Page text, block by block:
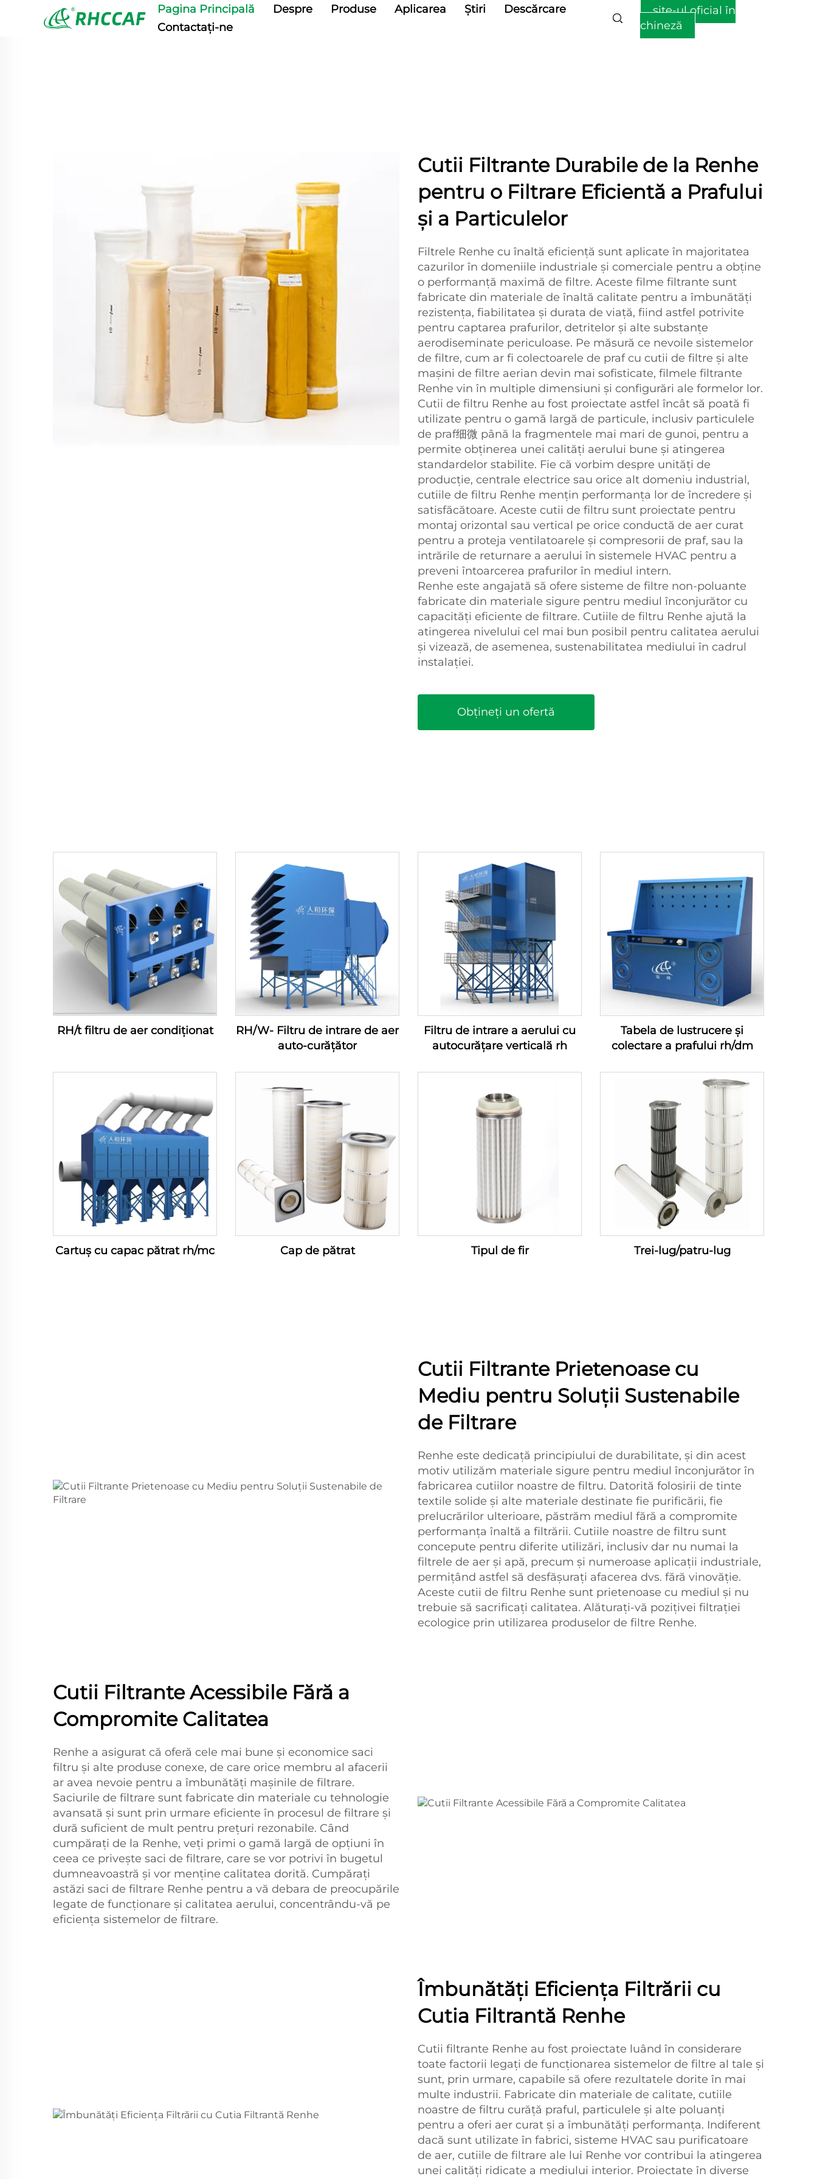
Pagina Principală Despre Produse Aplicarea Știri
Descărcare
Contactați-ne
site-ul oficial în
chineză
Cutii Filtrante Durabile de la Renhe
pentru o Filtrare Eficientă a Prafului
și a Particulelor
Filtrele Renhe cu înaltă eficiență sunt aplicate în majoritatea
cazurilor în domeniile industriale și comerciale pentru a obține
o performanță maximă de filtre. Aceste filme filtrante sunt
fabricate din materiale de înaltă calitate pentru a îmbunătăți
rezistența, fiabilitatea și durata de viață, fiind astfel potrivite
pentru captarea prafurilor, detritelor și alte substanțe
aerodiseminate periculoase. Pe măsură ce nevoile sistemelor
de filtre, cum ar fi colectoarele de praf cu cutii de filtre și alte
mașini de filtre aerian devin mai sofisticate, filmele filtrante
Renhe vin în multiple dimensiuni și configurări ale formelor lor.
Cutii de filtru Renhe au fost proiectate astfel încât să poată fi
utilizate pentru o gamă largă de particule, inclusiv particulele
de praf细微 până la fragmentele mai mari de gunoi, pentru a
permite obținerea unei calități aerului bune și atingerea
standardelor stabilite. Fie că vorbim despre unități de
producție, centrale electrice sau orice alt domeniu industrial,
cutiile de filtru Renhe mențin performanța lor de încredere și
satisfăcătoare. Aceste cutii de filtru sunt proiectate pentru
montaj orizontal sau vertical pe orice conductă de aer curat
pentru a proteja ventilatoarele și compresorii de praf, sau la
intrările de returnare a aerului în sistemele HVAC pentru a
preveni întoarcerea prafurilor în mediul intern.
Renhe este angajată să ofere sisteme de filtre non-poluante
fabricate din materiale sigure pentru mediul înconjurător cu
capacități eficiente de filtrare. Cutiile de filtru Renhe ajută la
atingerea nivelului cel mai bun posibil pentru calitatea aerului
și vizează, de asemenea, sustenabilitatea mediului în cadrul
instalației.
Obțineți un ofertă
RH/t filtru de aer condiționat
RH/W- Filtru de intrare de aer
auto-curățător
Filtru de intrare a aerului cu
autocurățare verticală rh
Tabela de lustrucere și
colectare a prafului rh/dm
Cartuș cu capac pătrat rh/mc Cap de pătrat Tipul de fir Trei-lug/patru-lug
Cutii Filtrante Prietenoase cu
Mediu pentru Soluții Sustenabile
de Filtrare
Renhe este dedicață principiului de durabilitate, și din acest
motiv utilizăm materiale sigure pentru mediul înconjurător în
fabricarea cutiilor noastre de filtru. Datorită folosirii de tinte
textile solide și alte materiale destinate fie purificării, fie
prelucrărilor ulterioare, păstrăm mediul fără a compromite
performanța înaltă a filtrării. Cutiile noastre de filtru sunt
concepute pentru diferite utilizări, inclusiv dar nu numai la
filtrele de aer și apă, precum și numeroase aplicații industriale,
permițând astfel să desfășurați afacerea dvs. fără vinovăție.
Aceste cutii de filtru Renhe sunt prietenoase cu mediul și nu
trebuie să sacrificați calitatea. Alăturați-vă pozițivei filtrației
ecologice prin utilizarea produselor de filtre Renhe.
Cutii Filtrante Acessibile Fără a
Compromite Calitatea
Renhe a asigurat că oferă cele mai bune și economice saci
filtru și alte produse conexe, de care orice membru al afacerii
ar avea nevoie pentru a îmbunătăți mașinile de filtrare.
Saciurile de filtrare sunt fabricate din materiale cu tehnologie
avansată și sunt prin urmare eficiente în procesul de filtrare și
dură suficient de mult pentru prețuri rezonabile. Când
cumpărați de la Renhe, veți primi o gamă largă de opțiuni în
ceea ce privește saci de filtrare, care se vor potrivi în bugetul
dumneavoastră și vor menține calitatea dorită. Cumpărați
astăzi saci de filtrare Renhe pentru a vă debara de preocupările
legate de funcționare și calitatea aerului, concentrându-vă pe
eficiența sistemelor de filtrare.
Îmbunătăți Eficiența Filtrării cu
Cutia Filtrantă Renhe
Cutii filtrante Renhe au fost proiectate luând în considerare
toate factorii legați de funcționarea sistemelor de filtre al tale și
sunt, prin urmare, capabile să ofere rezultatele dorite în mai
multe industrii. Fabricate din materiale de calitate, cutiile
noastre de filtru curăță praful, particulele și alte poluanți
pentru a oferi aer curat și a îmbunătăți performanța. Indiferent
dacă sunt utilizate în fabrici, sisteme HVAC sau purificatoare
de aer, cutiile de filtrare ale lui Renhe vor contribui la atingerea
unei calități ridicate a mediului interior. Proiectate în diverse